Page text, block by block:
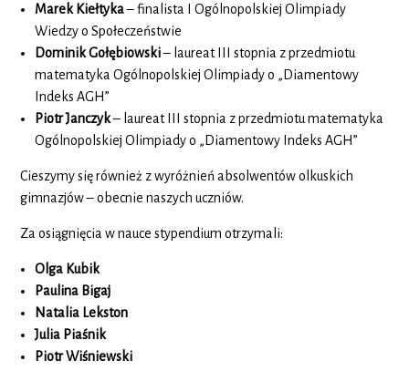
Marek Kiełtyka– finalista I Ogólnopolskiej Olimpiady
Wiedzy o Społeczeństwie
Dominik Gołębiowski– laureat III stopnia z przedmiotu
matematyka Ogólnopolskiej Olimpiady o „Diamentowy
Indeks AGH”
Piotr Janczyk– laureat III stopnia z przedmiotu matematyka
Ogólnopolskiej Olimpiady o „Diamentowy Indeks AGH”
Cieszymy się również z wyróżnień absolwentów olkuskich
gimnazjów – obecnie naszych uczniów.
Za osiągnięcia w nauce stypendium otrzymali:
Olga Kubik
Paulina Bigaj
Natalia Lekston
Julia Piaśnik
Piotr Wiśniewski